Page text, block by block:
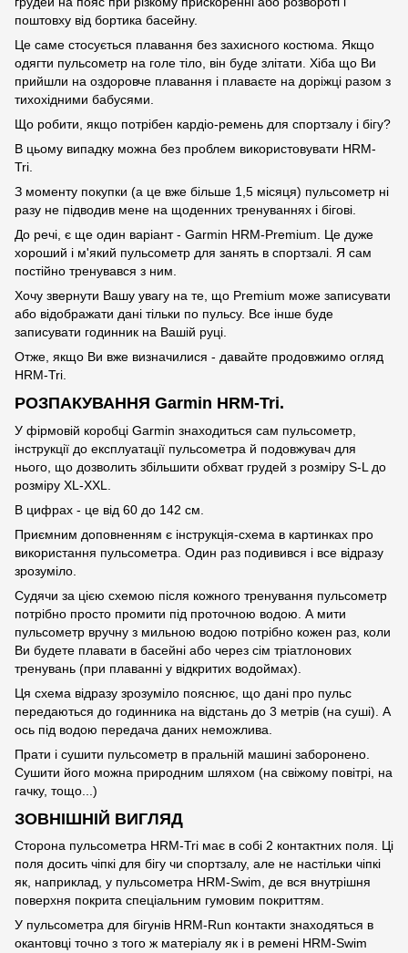
поштовху від бортика басейну.
Це саме стосується плавання без захисного костюма. Якщо
одягти пульсометр на голе тіло, він буде злітати. Хіба що Ви
прийшли на оздоровче плавання і плаваєте на доріжці разом з
тихохідними бабусями.
Що робити, якщо потрібен кардіо-ремень для спортзалу і бігу?
В цьому випадку можна без проблем використовувати HRM-
Tri.
З моменту покупки (а це вже більше 1,5 місяця) пульсометр ні
разу не підводив мене на щоденних тренуваннях і бігові.
До речі, є ще один варіант - Garmin HRM-Premium. Це дуже
хороший і м'який пульсометр для занять в спортзалі. Я сам
постійно тренувався з ним.
Хочу звернути Вашу увагу на те, що Premium може записувати
або відображати дані тільки по пульсу. Все інше буде
записувати годинник на Вашій руці.
Отже, якщо Ви вже визначилися - давайте продовжимо огляд
HRM-Tri.
РОЗПАКУВАННЯ Garmin HRM-Tri.
У фірмовій коробці Garmin знаходиться сам пульсометр,
інструкції до експлуатації пульсометра й подовжувач для
нього, що дозволить збільшити обхват грудей з розміру S-L до
розміру XL-XXL.
В цифрах - це від 60 до 142 см.
Приємним доповненням є інструкція-схема в картинках про
використання пульсометра. Один раз подивився і все відразу
зрозуміло.
Судячи за цією схемою після кожного тренування пульсометр
потрібно просто промити під проточною водою. А мити
пульсометр вручну з мильною водою потрібно кожен раз, коли
Ви будете плавати в басейні або через сім тріатлонових
тренувань (при плаванні у відкритих водоймах).
Ця схема відразу зрозуміло пояснює, що дані про пульс
передаються до годинника на відстань до 3 метрів (на суші). А
ось під водою передача даних неможлива.
Прати і сушити пульсометр в пральній машині заборонено.
Сушити його можна природним шляхом (на свіжому повітрі, на
гачку, тощо...)
ЗОВНІШНІЙ ВИГЛЯД
Сторона пульсометра HRM-Tri має в собі 2 контактних поля. Ці
поля досить чіпкі для бігу чи спортзалу, але не настільки чіпкі
як, наприклад, у пульсометра HRM-Swim, де вся внутрішня
поверхня покрита спеціальним гумовим покриттям.
У пульсометра для бігунів HRM-Run контакти знаходяться в
окантовці точно з того ж матеріалу як і в ремені HRM-Swim